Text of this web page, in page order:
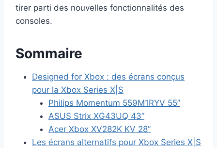
tirer parti des nouvelles fonctionnalités des
consoles.
Sommaire
Designed for Xbox : des écrans conçus
pour la Xbox Series X|S
Philips Momentum 559M1RYV 55”
ASUS Strix XG43UQ 43”
Acer Xbox XV282K KV 28”
Les écrans alternatifs pour Xbox Series X|S